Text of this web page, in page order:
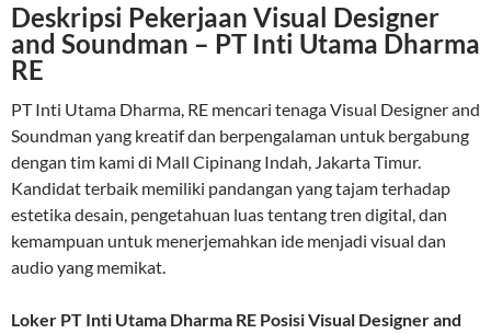
Deskripsi Pekerjaan Visual Designer
and Soundman – PT Inti Utama Dharma
RE
PT Inti Utama Dharma, RE mencari tenaga Visual Designer and
Soundman yang kreatif dan berpengalaman untuk bergabung
dengan tim kami di Mall Cipinang Indah, Jakarta Timur.
Kandidat terbaik memiliki pandangan yang tajam terhadap
estetika desain, pengetahuan luas tentang tren digital, dan
kemampuan untuk menerjemahkan ide menjadi visual dan
audio yang memikat.
Loker PT Inti Utama Dharma RE Posisi Visual Designer and